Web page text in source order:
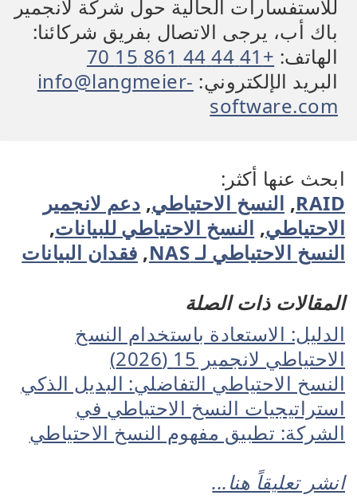
للاستفسارات الحالية حول شركة لانجمير
باك أب، يرجى الاتصال بفريق شركائنا:
الهاتف: +41 44 44 861 15 70
البريد الإلكتروني: info@langmeier-
software.com
ابحث عنها أكثر:
RAID
, النسخ الاحتياطي, دعم لانجمير
الاحتياطي, النسخ الاحتياطي للبيانات,
النسخ الاحتياطي لـ NAS
, فقدان البيانات
المقالات ذات الصلة
الدليل: الاستعادة باستخدام النسخ
الاحتياطي لانجمير 15 (2026)
النسخ الاحتياطي التفاضلي: البديل الذكي
استراتيجيات النسخ الاحتياطي في
الشركة: تطبيق مفهوم النسخ الاحتياطي
انشر تعليقاً هنا...